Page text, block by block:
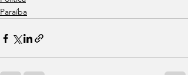
Paraíba